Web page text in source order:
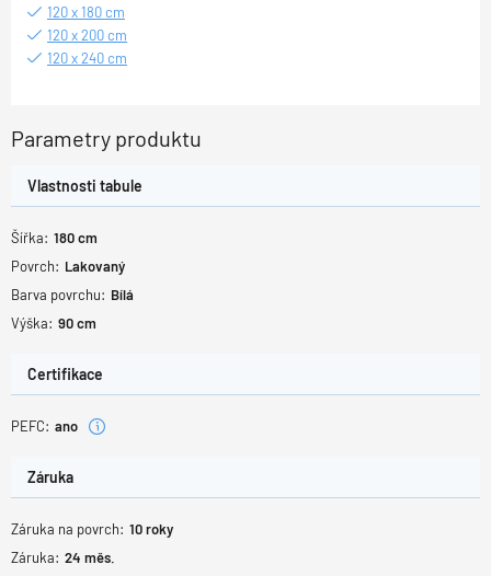
120 x 180 cm
120 x 200 cm
120 x 240 cm
Parametry produktu
Vlastnosti tabule
Šířka: 180cm
Povrch: Lakovaný
Barva povrchu: Bílá
Výška: 90cm
Certifikace
PEFC: ano
Záruka
Záruka na povrch: 10roky
Záruka: 24 měs.